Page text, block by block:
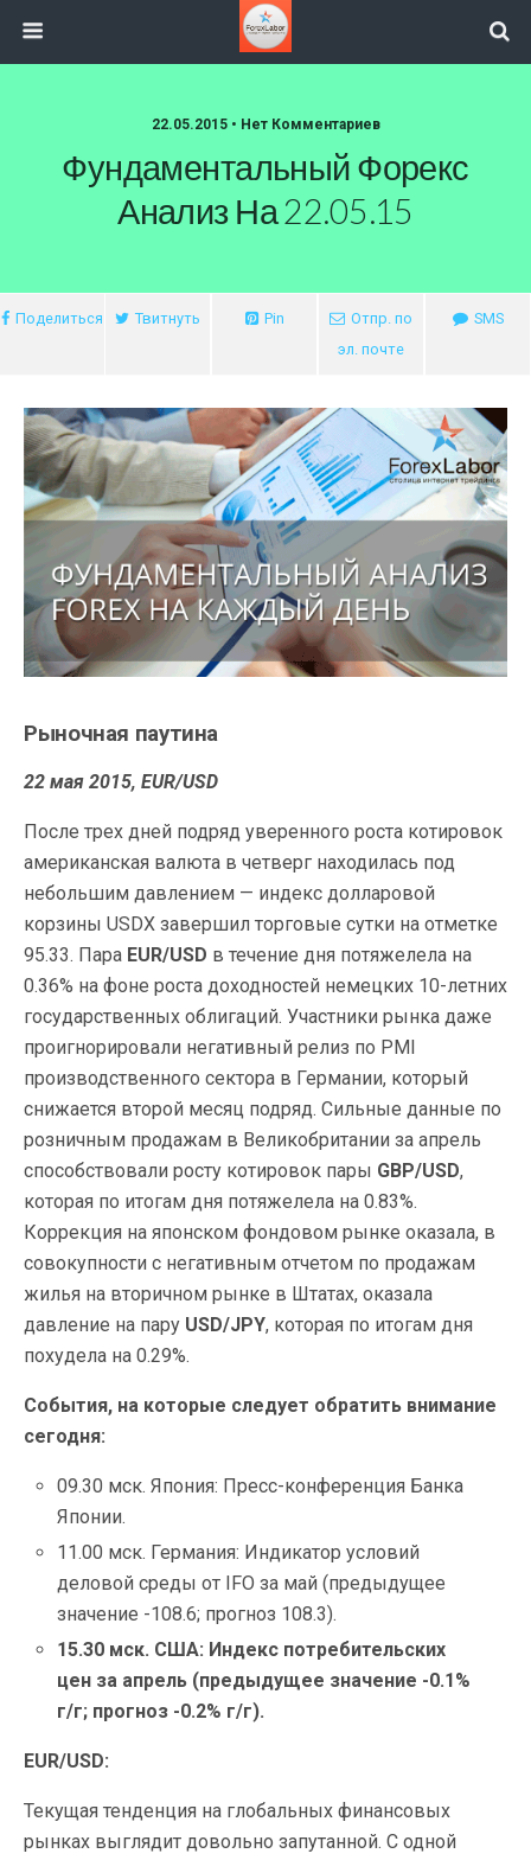
22.05.2015 • Нет Комментариев
Фундаментальный Форекс
Анализ На 22.05.15
Поделиться Твитнуть Pin
Отпр. по
эл. почте
SMS
Рыночная паутина
22 мая 2015, EUR/USD
После трех дней подряд уверенного роста котировок
американская валюта в четверг находилась под
небольшим давлением — индекс долларовой
корзины USDX завершил торговые сутки на отметке
95.33. Пара EUR/USD в течение дня потяжелела на
0.36% на фоне роста доходностей немецких 10-летних
государственных облигаций. Участники рынка даже
проигнорировали негативный релиз по PMI
производственного сектора в Германии, который
снижается второй месяц подряд. Сильные данные по
розничным продажам в Великобритании за апрель
способствовали росту котировок пары GBP/USD,
которая по итогам дня потяжелела на 0.83%.
Коррекция на японском фондовом рынке оказала, в
совокупности с негативным отчетом по продажам
жилья на вторичном рынке в Штатах, оказала
давление на пару USD/JPY, которая по итогам дня
похудела на 0.29%.
События, на которые следует обратить внимание
сегодня:
09.30 мск. Япония: Пресс-конференция Банка
Японии.
11.00 мск. Германия: Индикатор условий
деловой среды от IFO за май (предыдущее
значение -108.6; прогноз 108.3).
15.30 мск. США: Индекс потребительских
цен за апрель (предыдущее значение -0.1%
г/г; прогноз -0.2% г/г).
EUR/USD:
Текущая тенденция на глобальных финансовых
рынках выглядит довольно запутанной. С одной